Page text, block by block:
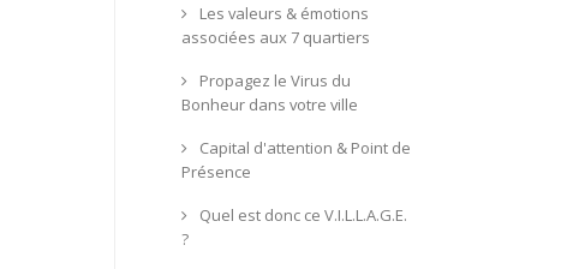
Les valeurs & émotions
associées aux 7 quartiers
Propagez le Virus du
Bonheur dans votre ville
Capital d'attention & Point de
Présence
Quel est donc ce V.I.L.L.A.G.E.
?